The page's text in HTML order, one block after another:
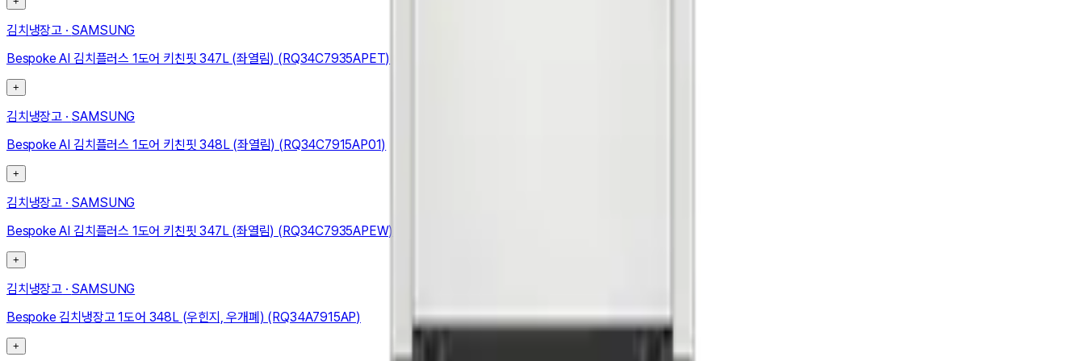
김치냉장고 · SAMSUNG
Bespoke AI 김치플러스 1도어 키친핏 347L (좌열림) (RQ34C7935APET)
+
김치냉장고 · SAMSUNG
Bespoke AI 김치플러스 1도어 키친핏 348L (좌열림) (RQ34C7915AP01)
+
김치냉장고 · SAMSUNG
Bespoke AI 김치플러스 1도어 키친핏 347L (좌열림) (RQ34C7935APEW)
+
김치냉장고 · SAMSUNG
Bespoke 김치냉장고 1도어 348L (우힌지, 우개폐) (RQ34A7915AP)
+